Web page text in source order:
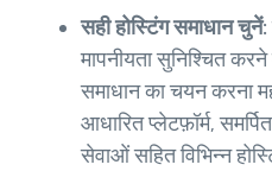
सही होस्टिंग समाधान चुनें:
मापनीयता सुनिश्चित
समाधान का चयन करना
आधारित प्लेटफ़ॉर्म,
सेवाओं सहित विभिन्न